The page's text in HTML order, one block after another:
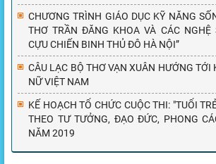
CHƯƠNG TRÌNH GIÁO DỤC KỸ NĂNG
THƠ TRẦN ĐĂNG KHOA VÀ CÁC NGHỆ
CỰU CHIẾN BINH THỦ ĐÔ HÀ NỘI”
CÂU LẠC BỘ THƠ VẠN XUÂN HƯỚNG TỚI
NỮ VIỆT NAM
KẾ HOẠCH TỔ CHỨC CUỘC THI: "TUỔI
THEO TƯ TƯỞNG, ĐẠO ĐỨC, PHONG
NĂM 2019